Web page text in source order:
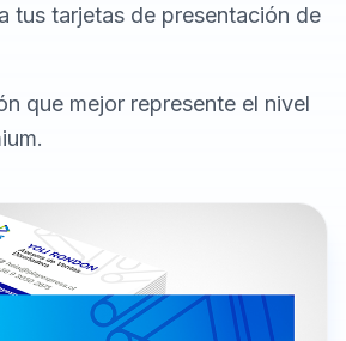
tus tarjetas de presentación de
que mejor represente el nivel